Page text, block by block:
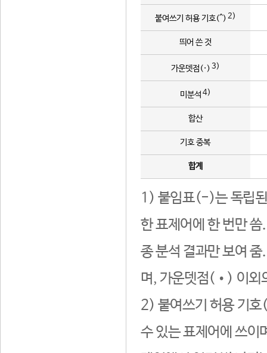
붙여쓰기 허용 기호(^) 2)
띄어 쓴 것
가운뎃점(·) 3)
미분석 4)
합산
기호 중복
합계
1) 붙임표(-)는 독립된
한 표제어에 한 번만
종 분석 결과만 보여
며, 가운뎃점(•) 이외
2) 붙여쓰기 허용 기호
수 있는 표제어에 쓰이